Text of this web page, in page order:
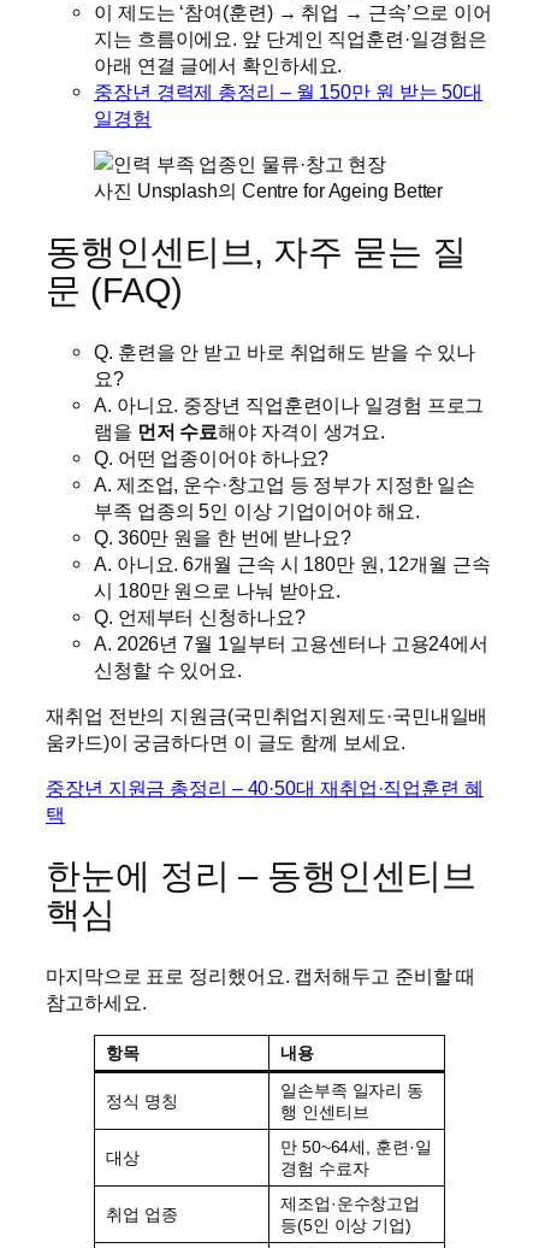
이 제도는 ‘참여(훈련) → 취업 → 근속’으로 이어
지는 흐름이에요. 앞 단계인 직업훈련·일경험은
아래 연결 글에서 확인하세요.
중장년 경력제 총정리 – 월 150만 원 받는 50대
일경험
사진 Unsplash의 Centre for Ageing Better
동행인센티브, 자주 묻는 질
문 (FAQ)
Q. 훈련을 안 받고 바로 취업해도 받을 수 있나
요?
A. 아니요. 중장년 직업훈련이나 일경험 프로그
램을 먼저 수료해야 자격이 생겨요.
Q. 어떤 업종이어야 하나요?
A. 제조업, 운수·창고업 등 정부가 지정한 일손
부족 업종의 5인 이상 기업이어야 해요.
Q. 360만 원을 한 번에 받나요?
A. 아니요. 6개월 근속 시 180만 원, 12개월 근속
시 180만 원으로 나눠 받아요.
Q. 언제부터 신청하나요?
A. 2026년 7월 1일부터 고용센터나 고용24에서
신청할 수 있어요.
재취업 전반의 지원금(국민취업지원제도·국민내일배
움카드)이 궁금하다면 이 글도 함께 보세요.
중장년 지원금 총정리 – 40·50대 재취업·직업훈련 혜
택
한눈에 정리 – 동행인센티브
핵심
마지막으로 표로 정리했어요. 캡처해두고 준비할 때
참고하세요.
항목 내용
정식 명칭
일손부족 일자리 동
행 인센티브
대상
만 50~64세, 훈련·일
경험 수료자
취업 업종
제조업·운수창고업
등(5인 이상 기업)